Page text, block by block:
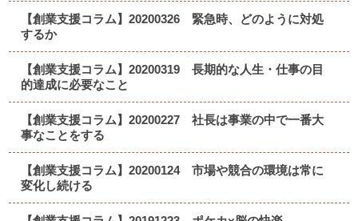
【創業支援コラム】20200326 緊急時、どのように対処
するか
【創業支援コラム】20200319 長期的な人生・仕事の目
的達成に必要なこと
【創業支援コラム】20200227 社長は事業の中で一番大
事なことをする
【創業支援コラム】20200124 市場や競合の環境は常に
変化し続ける